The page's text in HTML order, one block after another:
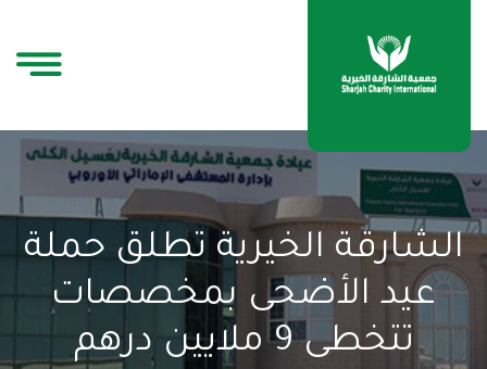
الشارقة الخيرية تطلق حملة
عيد الأضحى بمخصصات
تتخطى 9 ملايين درهم